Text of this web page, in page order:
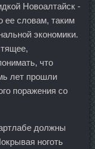
Новоалтайск -
ее словам, таким
экономики.
что
лет прошли
поражения со
должны
ноготь